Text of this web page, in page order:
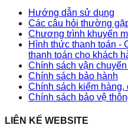
Hướng dẫn sử dụng
Các câu hỏi thường
Chương trình khuyến
Hình thức thanh toán -
thanh toán cho khách
Chính sách vận
Chính sách bảo hành
Chính sách kiểm hàng,
Chính sách bảo vệ
LIÊN KẾ WEBSITE